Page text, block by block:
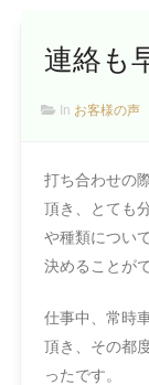
連絡も
In お客様の声
打ち合わせの
頂き、とても
や種類につい
決めることが
仕事中、常時
頂き、その都
ったです。